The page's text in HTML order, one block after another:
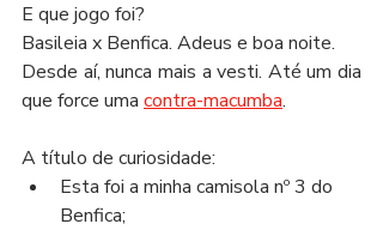
E que jogo foi?
Basileia x Benfica. Adeus e boa noite.
Desde aí, nunca mais a vesti. Até um dia
que force uma contra-macumba.
A título de curiosidade:
Esta foi a minha camisola nº 3 do
Benfica;